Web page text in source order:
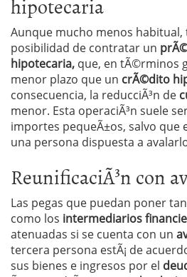
Aunque mucho menos
posibilidad de contratar un
hipotecaria, que, en tÃ©rminos
menor plazo que un crÃ©dito
consecuencia, la reducciÃ³n de
menor. Esta operaciÃ³n suele
importes pequeÃ±os, salvo que
una persona dispuesta a
ReunificaciÃ³n con
Las pegas que puedan poner
como los intermediarios
atenuadas si se cuenta con un
tercera persona estÃ¡ de
sus bienes e ingresos por el